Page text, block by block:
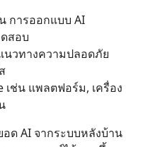
การออกแบบ AI
สอบ
นวทางความปลอดภัย
ช่น แพลตฟอร์ม, เครื่อง
อด AI จากระบบหลังบ้าน